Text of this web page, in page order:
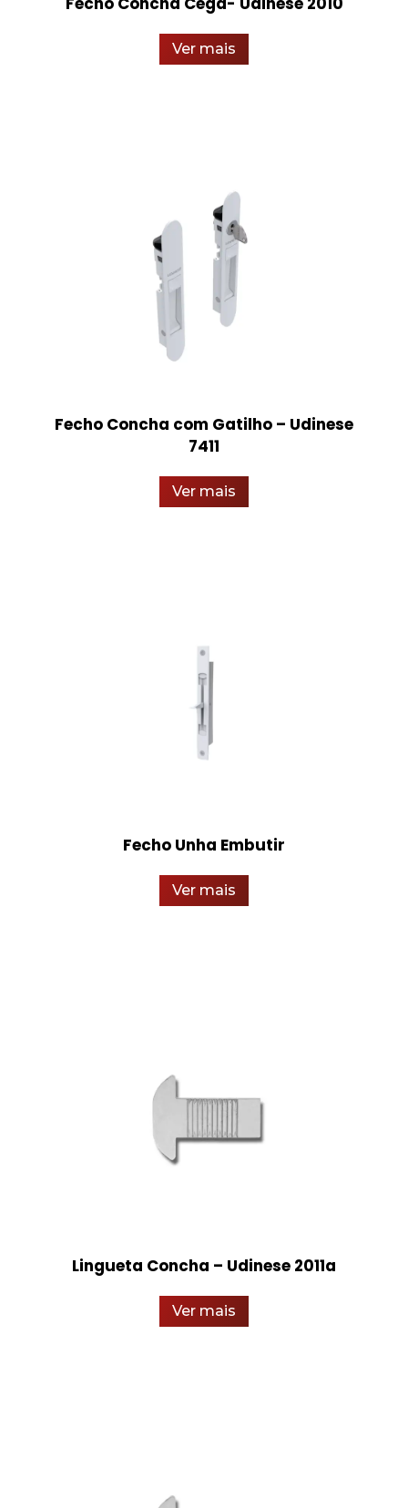
Ver mais
Fecho Concha com Gatilho – Udinese
7411
Ver mais
Fecho Unha Embutir
Ver mais
Lingueta Concha – Udinese 2011a
Ver mais